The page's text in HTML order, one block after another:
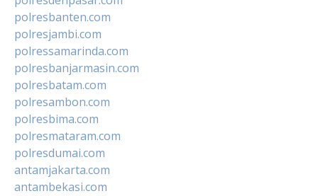
polresbanten.com
polresjambi.com
polressamarinda.com
polresbanjarmasin.com
polresbatam.com
polresambon.com
polresbima.com
polresmataram.com
polresdumai.com
antamjakarta.com
antambekasi.com